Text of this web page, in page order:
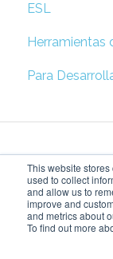
This website
used to collect
and allow us to
improve and
and metrics about
To find out more
Prepare su
Campañas
Price Tag
ESL
Esl
Herramientas
Para
Dando vida a
del retail